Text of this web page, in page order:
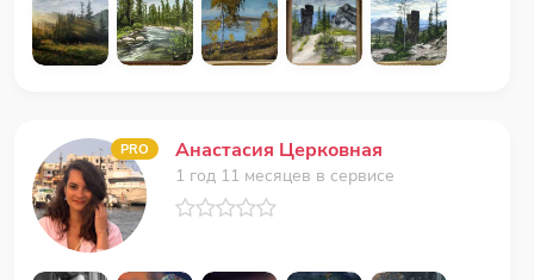
PRO Анастасия Церковная
1 год 11 месяцев в сервисе